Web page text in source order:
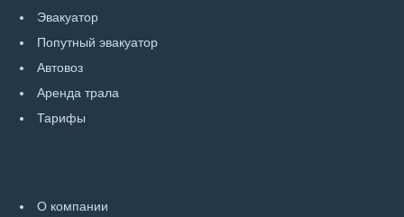
Эвакуатор
Попутный эвакуатор
Автовоз
Аренда трала
Тарифы
О компании